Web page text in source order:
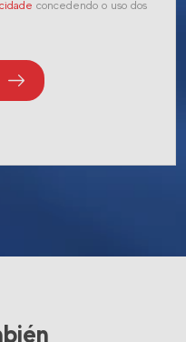
concedendo o uso dos